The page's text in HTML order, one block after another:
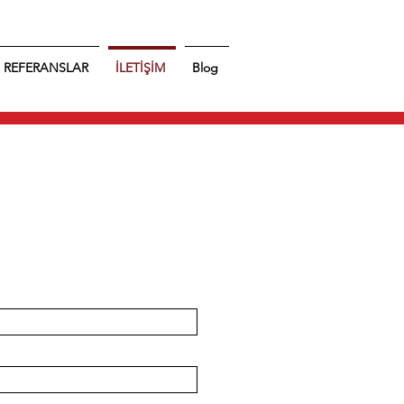
REFERANSLAR İLETİŞİM Blog